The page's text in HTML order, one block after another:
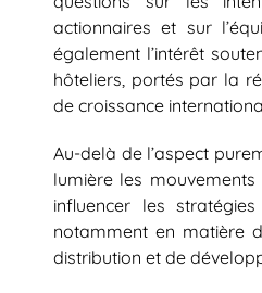
actionnaires et sur
également l’intérêt
hôteliers, portés par la
de croissance
Au-delà de l’aspect
lumière les
influencer les
notamment en matière
distribution et de